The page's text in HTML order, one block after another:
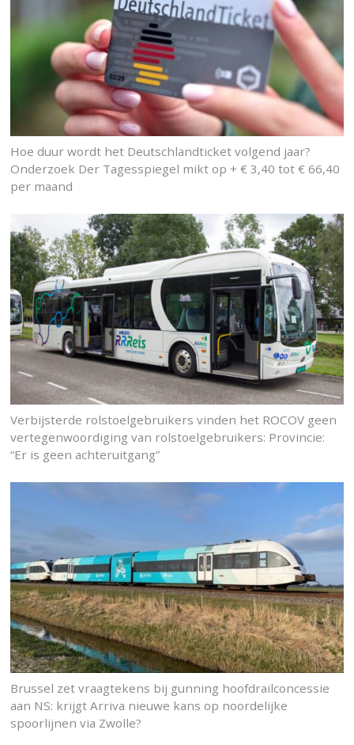
Hoe duur wordt het Deutschlandticket volgend jaar?
Onderzoek Der Tagesspiegel mikt op + € 3,40 tot € 66,40
per maand
Verbijsterde rolstoelgebruikers vinden het ROCOV geen
vertegenwoordiging van rolstoelgebruikers: Provincie:
“Er is geen achteruitgang”
Brussel zet vraagtekens bij gunning hoofdrailconcessie
aan NS: krijgt Arriva nieuwe kans op noordelijke
spoorlijnen via Zwolle?